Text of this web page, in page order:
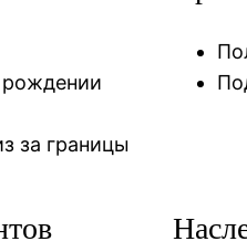
рождении
за границы